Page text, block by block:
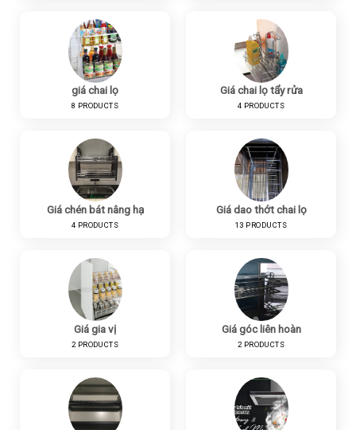
giá chai lọ
8 PRODUCTS
Giá chai lọ tẩy rửa
4 PRODUCTS
Giá chén bát nâng hạ
4 PRODUCTS
Giá dao thớt chai lọ
13 PRODUCTS
Giá gia vị
2 PRODUCTS
Giá góc liên hoàn
2 PRODUCTS